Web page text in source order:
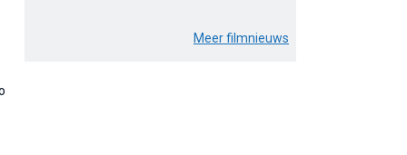
Meer filmnieuws